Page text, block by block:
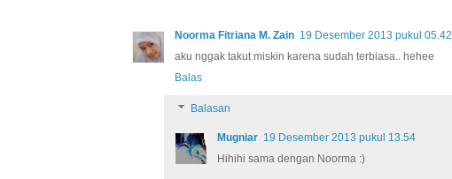
Noorma Fitriana M. Zain 19 Desember 2013 pukul 05.42
aku nggak takut miskin karena sudah terbiasa.. hehee
Balas
Balasan
Mugniar 19 Desember 2013 pukul 13.54
Hihihi sama dengan Noorma :)